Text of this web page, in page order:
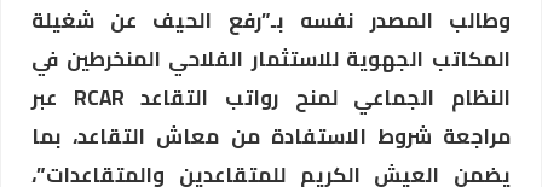
وطالب المصدر نفسه بـ”رفع الحيف عن شغيلة
المكاتب الجهوية للاستثمار الفلاحي المنخرطين في
النظام الجماعي لمنح رواتب التقاعد RCAR عبر
مراجعة شروط الاستفادة من معاش التقاعد، بما
يضمن العيش الكريم للمتقاعدين والمتقاعدات”،